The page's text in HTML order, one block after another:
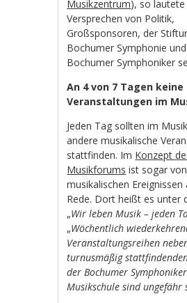
Musikzentrum), so lautete
Versprechen von Politik,
Großsponsoren, der
Bochumer Symphonie
Bochumer Symphoniker
An 4 von 7 Tagen keine
Veranstaltungen im
Jeden Tag sollten im
andere musikalische
stattfinden. Im Konzept
Musikforums ist sogar
musikalischen Ereignissen
Rede. Dort heißt es unter
„Wir leben Musik – jeden
„Wöchentlich
Veranstaltungsreihen
turnusmäßig
der Bochumer
Musikschule sind ungefähr